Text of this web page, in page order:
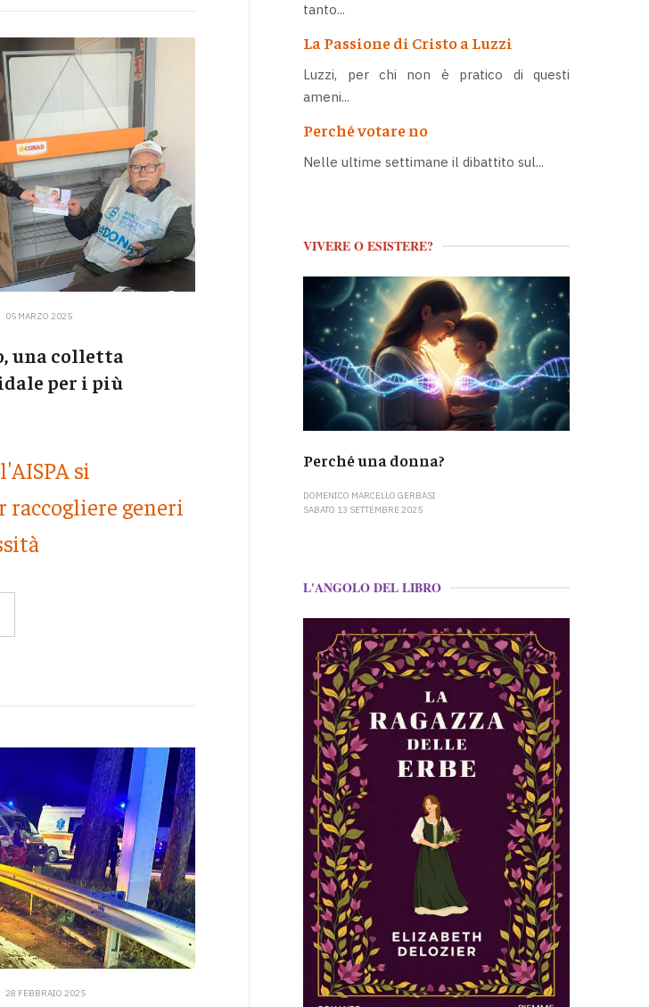
05 MARZO 2025
una colletta
per i più
si
generi
28 FEBBRAIO 2025
tanto...
La Passione di Cristo a Luzzi
Luzzi, per chi non è pratico di questi
ameni...
Perché votare no
Nelle ultime settimane il dibattito sul...
VIVERE O ESISTERE?
Perché una donna?
DOMENICO MARCELLO GERBASI
SABATO 13 SETTEMBRE 2025
L'ANGOLO DEL LIBRO